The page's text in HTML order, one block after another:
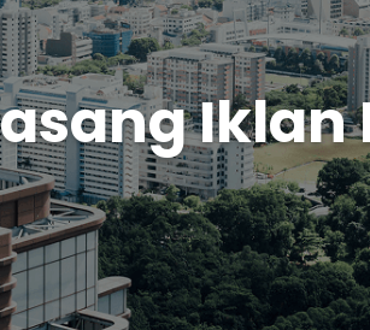
Iklan